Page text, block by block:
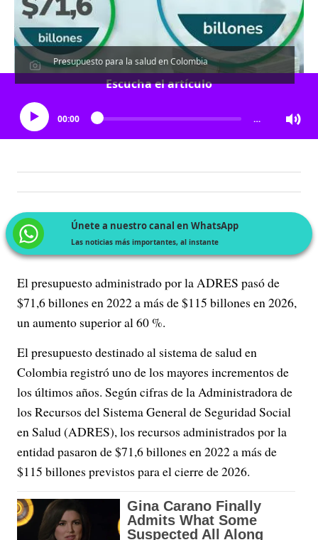
Presupuesto para la salud en Colombia
Escucha el artículo
00:00 …
Únete a nuestro canal en WhatsApp
Las noticias más importantes, al instante
El presupuesto administrado por la ADRES pasó de
$71,6 billones en 2022 a más de $115 billones en 2026,
un aumento superior al 60 %.
El presupuesto destinado al sistema de salud en
Colombia registró uno de los mayores incrementos de
los últimos años. Según cifras de la Administradora de
los Recursos del Sistema General de Seguridad Social
en Salud (ADRES), los recursos administrados por la
entidad pasaron de $71,6 billones en 2022 a más de
$115 billones previstos para el cierre de 2026.